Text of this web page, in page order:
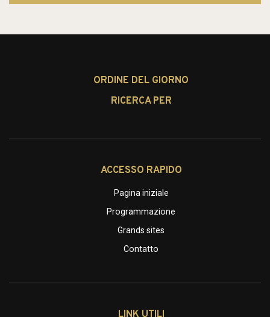
ORDINE DEL GIORNO
RICERCA PER
ACCESSO RAPIDO
Pagina iniziale
Programmazione
Grands sites
Contatto